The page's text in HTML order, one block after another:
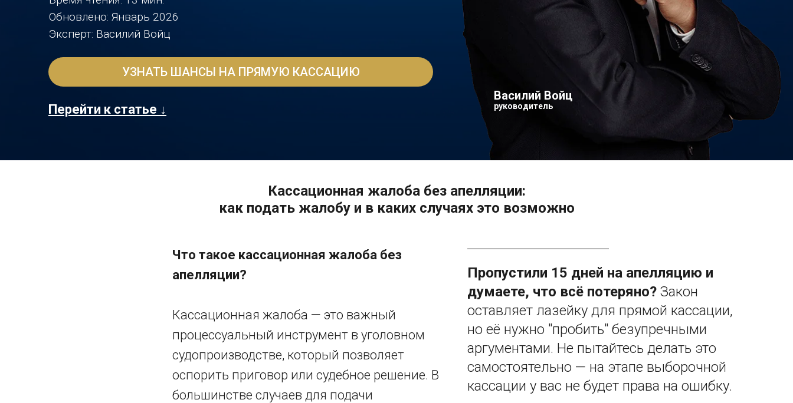
Обновлено: Январь 2026
Эксперт: Василий Войц
УЗНАТЬ ШАНСЫ НА ПРЯМУЮ КАССАЦИЮ
Перейти к статье ↓
Василий Войц
руководитель
Кассационная жалоба без апелляции:
как подать жалобу и в каких случаях это возможно
Пропустили 15 дней на апелляцию и
думаете, что всё потеряно? Закон
оставляет лазейку для прямой кассации,
но её нужно "пробить" безупречными
аргументами. Не пытайтесь делать это
самостоятельно — на этапе выборочной
кассации у вас не будет права на ошибку.
Что такое кассационная жалоба без
апелляции?
Кассационная жалоба — это важный
процессуальный инструмент в уголовном
судопроизводстве, который позволяет
оспорить приговор или судебное решение. В
большинстве случаев для подачи